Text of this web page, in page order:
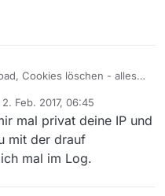
Cookies löschen - alles
aber da danach gefragt
2. Feb. 2017, 06:45
von
mal privat deine IP und
mit der drauf
mal im Log.